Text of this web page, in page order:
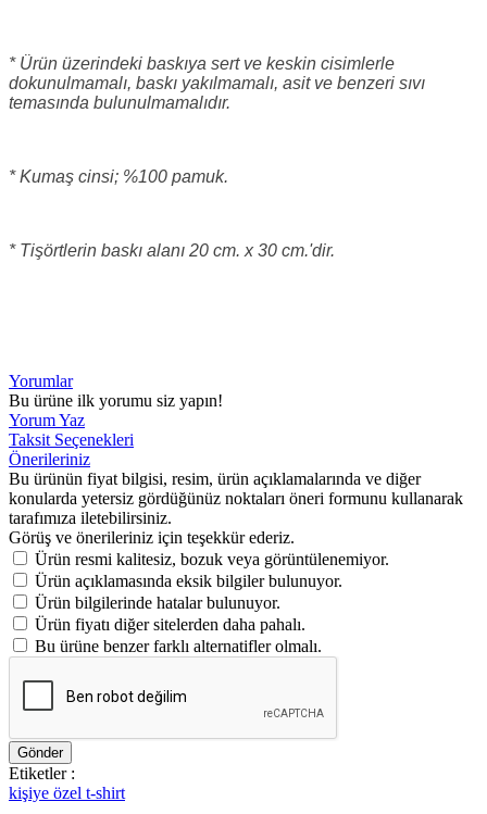
* Ürün üzerindeki baskıya sert ve keskin cisimlerle
dokunulmamalı, baskı yakılmamalı, asit ve benzeri sıvı
temasında bulunulmamalıdır.
* Kumaş cinsi; %100 pamuk.
* Tişörtlerin baskı alanı 20 cm. x 30 cm.'dir.
Yorumlar
Bu ürüne ilk yorumu siz yapın!
Yorum Yaz
Taksit Seçenekleri
Önerileriniz
Bu ürünün fiyat bilgisi, resim, ürün açıklamalarında ve diğer
konularda yetersiz gördüğünüz noktaları öneri formunu kullanarak
tarafımıza iletebilirsiniz.
Görüş ve önerileriniz için teşekkür ederiz.
Ürün resmi kalitesiz, bozuk veya görüntülenemiyor.
Ürün açıklamasında eksik bilgiler bulunuyor.
Ürün bilgilerinde hatalar bulunuyor.
Ürün fiyatı diğer sitelerden daha pahalı.
Bu ürüne benzer farklı alternatifler olmalı.
Gönder
Etiketler :
kişiye özel t-shirt